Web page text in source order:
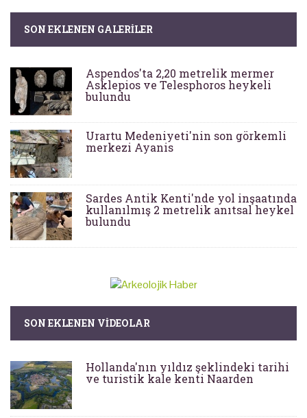
SON EKLENEN GALERILER
Aspendos'ta 2,20 metrelik mermer
Asklepios ve Telesphoros heykeli
bulundu
Urartu Medeniyeti'nin son görkemli
merkezi Ayanis
Sardes Antik Kenti'nde yol inşaatında
kullanılmış 2 metrelik anıtsal heykel
bulundu
SON EKLENEN VIDEOLAR
Hollanda'nın yıldız şeklindeki tarihi
ve turistik kale kenti Naarden